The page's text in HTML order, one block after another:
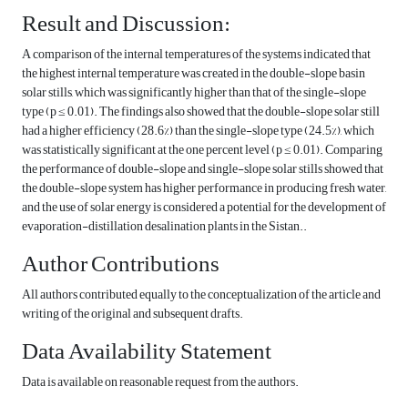
Result and Discussion:
A comparison of the internal temperatures of the systems indicated that
the highest internal temperature was created in the double-slope basin
solar stills, which was significantly higher than that of the single-slope
type (p ≤ 0.01). The findings also showed that the double-slope solar still
had a higher efficiency (28.6%) than the single-slope type (24.5%), which
was statistically significant at the one percent level (p ≤ 0.01). Comparing
the performance of double-slope and single-slope solar stills showed that
the double-slope system has higher performance in producing fresh water,
and the use of solar energy is considered a potential for the development of
evaporation-distillation desalination plants in the Sistan..
Author Contributions
All authors contributed equally to the conceptualization of the article and
writing of the original and subsequent drafts.
Data Availability Statement
Data is available on reasonable request from the authors.